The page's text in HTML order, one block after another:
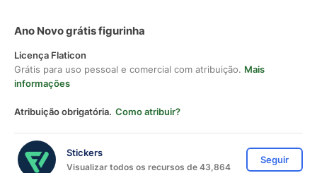
Ano Novo grátis figurinha
Licença Flaticon
Grátis para uso pessoal e comercial com atribuição. Mais
informações
Atribuição obrigatória. Como atribuir?
Stickers
Visualizar todos os recursos de 43,864
Seguir